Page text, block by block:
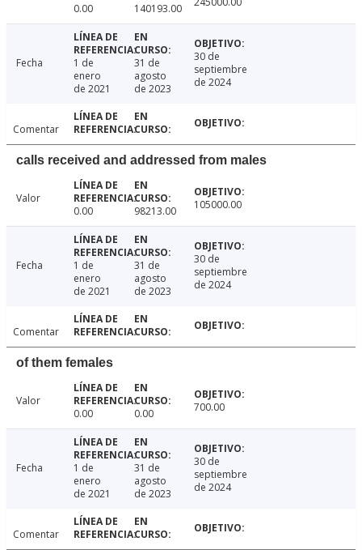
0.00
140193.00
Fecha
1 de
enero
de 2021
31 de
agosto
de 2023
30 de
septiembre
de 2024
Comentar
calls received and addressed from males
Valor
0.00
98213.00 105000.00
Fecha
1 de
enero
de 2021
31 de
agosto
de 2023
30 de
septiembre
de 2024
Comentar
of them females
Valor
0.00
0.00 700.00
Fecha
1 de
enero
de 2021
31 de
agosto
de 2023
30 de
septiembre
de 2024
Comentar